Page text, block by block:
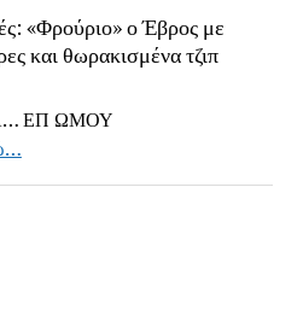
«Φρούριο» ο Έβρος με
και θωρακισμένα τζιπ
ΕΠ ΩΜΟΥ